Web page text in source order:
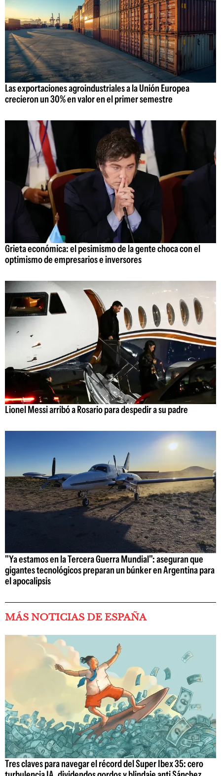
Las exportaciones agroindustriales a la Unión Europea
crecieron un 30% en valor en el primer semestre
Grieta económica: el pesimismo de la gente choca con el
optimismo de empresarios e inversores
Lionel Messi arribó a Rosario para despedir a su padre
"Ya estamos en la Tercera Guerra Mundial": aseguran que
gigantes tecnológicos preparan un búnker en Argentina para
el apocalipsis
MÁS NOTICIAS DE ESPAÑA
Tres claves para navegar el récord del Super Ibex 35: cero